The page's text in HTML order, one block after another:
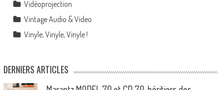
Vidéoprojection
Vintage Audio & Video
Vinyle, Vinyle, Vinyle !
DERNIERS ARTICLES